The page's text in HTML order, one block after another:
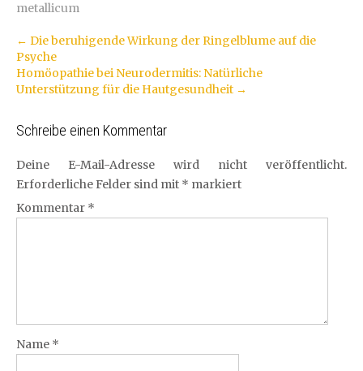
metallicum
Artikel-
Navigation
← Die beruhigende Wirkung der Ringelblume auf die
Psyche
Homöopathie bei Neurodermitis: Natürliche
Unterstützung für die Hautgesundheit →
Schreibe einen Kommentar
Deine E-Mail-Adresse wird nicht veröffentlicht.
Erforderliche Felder sind mit * markiert
Kommentar *
Name *